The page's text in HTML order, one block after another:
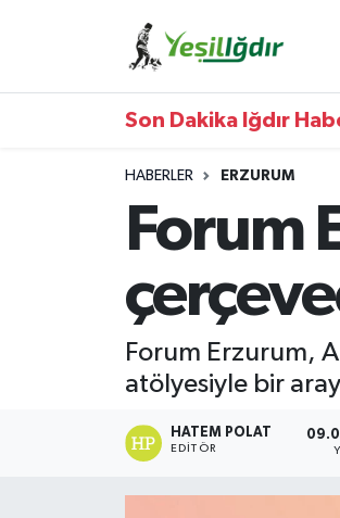
Son Dakika Iğdır
HABERLER ERZURUM
Forum
Forum Erzurum,
atölyesiyle bir
HATEM POLAT
EDITÖR
Iğdır Trafik Yoğunluk Haritası
Süper Lig Puan Durumu ve
Tüm Manşetler